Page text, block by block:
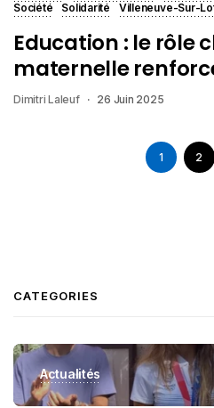
Société Solidarité Villeneuve-Sur-
Education : le rôle
maternelle
Dimitri Laleuf 26 Juin 2025
1 2
CATEGORIES
Actualités